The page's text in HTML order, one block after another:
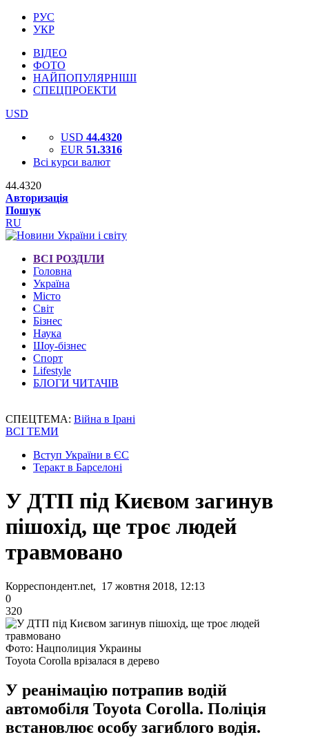
РУС
УКР
ВІДЕО
ФОТО
НАЙПОПУЛЯРНІШІ
СПЕЦПРОЕКТИ
USD
USD 44.4320
EUR 51.3316
Всі курси валют
44.4320
Авторизація
Пошук
RU
ВСІ РОЗДІЛИ
Головна
Україна
Місто
Світ
Бізнес
Наука
Шоу-бізнес
Спорт
Lifestyle
БЛОГИ ЧИТАЧІВ
СПЕЦТЕМА: Війна в Ірані
ВСІ ТЕМИ
Вступ України в ЄС
Теракт в Барселоні
У ДТП під Києвом загинув
пішохід, ще троє людей
травмовано
Корреспондент.net, 17 жовтня 2018, 12:13
0
320
Фото: Нацполиция Украины
Toyota Corolla врізалася в дерево
У реанімацію потрапив водій
автомобіля Toyota Corolla. Поліція
встановлює особу загиблого водія.